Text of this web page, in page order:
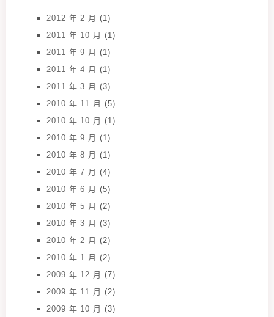
2012 年 2 月 (1)
2011 年 10 月 (1)
2011 年 9 月 (1)
2011 年 4 月 (1)
2011 年 3 月 (3)
2010 年 11 月 (5)
2010 年 10 月 (1)
2010 年 9 月 (1)
2010 年 8 月 (1)
2010 年 7 月 (4)
2010 年 6 月 (5)
2010 年 5 月 (2)
2010 年 3 月 (3)
2010 年 2 月 (2)
2010 年 1 月 (2)
2009 年 12 月 (7)
2009 年 11 月 (2)
2009 年 10 月 (3)